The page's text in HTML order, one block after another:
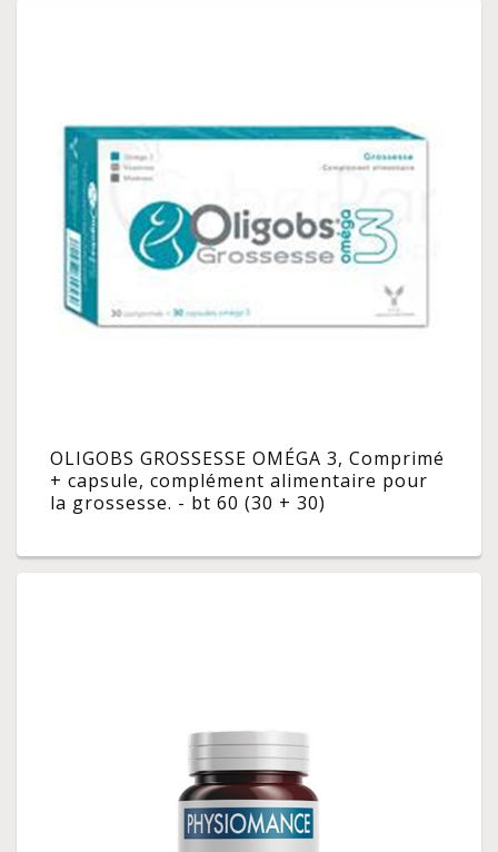
OLIGOBS GROSSESSE OMÉGA 3, Comprimé
+ capsule, complément alimentaire pour
la grossesse. - bt 60 (30 + 30)